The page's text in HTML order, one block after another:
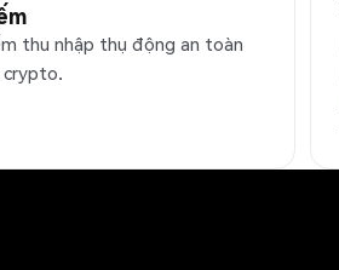
thu nhập thụ động an toàn